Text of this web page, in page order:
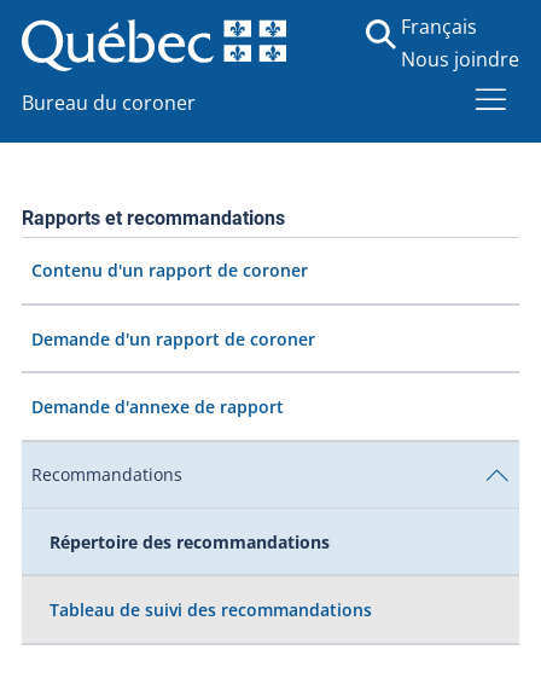
Bureau du coroner
Français
Nous joindre
Rapports et recommandations
Contenu d'un rapport de coroner
Demande d'un rapport de coroner
Demande d'annexe de rapport
Recommandations
Répertoire des recommandations
Tableau de suivi des recommandations